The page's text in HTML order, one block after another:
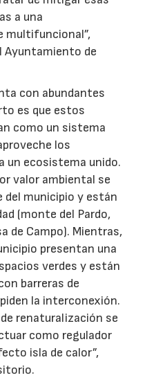
a una
multifuncional”,
Ayuntamiento de
con abundantes
es que estos
como un sistema
los
un ecosistema unido.
valor ambiental se
municipio y están
(monte del Pardo,
de Campo). Mientras,
presentan una
verdes y están
barreras de
la interconexión.
renaturalización se
como regulador
isla de calor”,